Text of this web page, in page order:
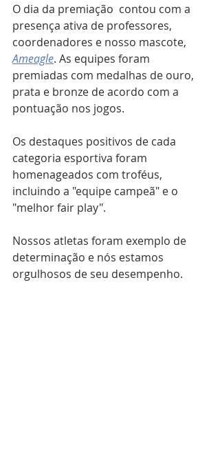
O dia da premiação  contou com a
presença ativa de professores,
coordenadores e nosso mascote,
Ameagle. As equipes foram
premiadas com medalhas de ouro,
prata e bronze de acordo com a
pontuação nos jogos.
Os destaques positivos de cada
categoria esportiva foram
homenageados com troféus,
incluindo a "equipe campeã" e o
"melhor fair play".
Nossos atletas foram exemplo de
determinação e nós estamos
orgulhosos de seu desempenho.